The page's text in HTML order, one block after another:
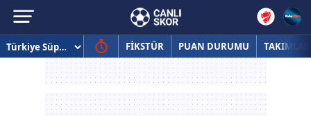
FİKSTÜR PUAN DURUMU TAKIMLAR